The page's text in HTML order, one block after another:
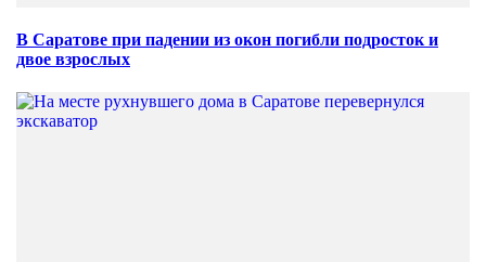
В Саратове при падении из окон погибли подросток и
двое взрослых